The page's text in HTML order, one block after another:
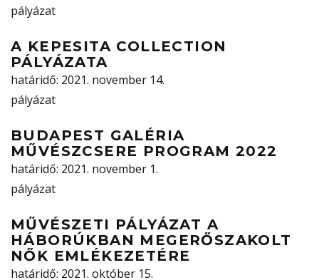
pályázat
A KEPESITA COLLECTION
PÁLYÁZATA
határidő: 2021. november 14.
pályázat
BUDAPEST GALÉRIA
MŰVÉSZCSERE PROGRAM 2022
határidő: 2021. november 1.
pályázat
MŰVÉSZETI PÁLYÁZAT A
HÁBORÚKBAN MEGERŐSZAKOLT
NŐK EMLÉKEZETÉRE
határidő: 2021. október 15.